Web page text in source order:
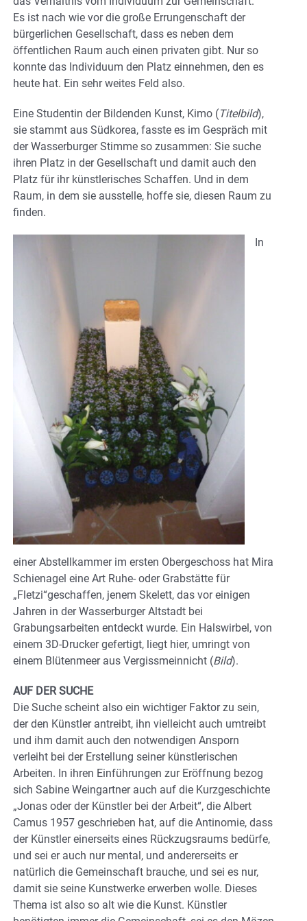
Es ist nach wie vor die große Errungenschaft der
bürgerlichen Gesellschaft, dass es neben dem
öffentlichen Raum auch einen privaten gibt. Nur so
konnte das Individuum den Platz einnehmen, den es
heute hat. Ein sehr weites Feld also.
Eine Studentin der Bildenden Kunst, Kimo (Titelbild),
sie stammt aus Südkorea, fasste es im Gespräch mit
der Wasserburger Stimme so zusammen: Sie suche
ihren Platz in der Gesellschaft und damit auch den
Platz für ihr künstlerisches Schaffen. Und in dem
Raum, in dem sie ausstelle, hoffe sie, diesen Raum zu
finden.
In
einer Abstellkammer im ersten Obergeschoss hat Mira
Schienagel eine Art Ruhe- oder Grabstätte für
„Fletzi“geschaffen, jenem Skelett, das vor einigen
Jahren in der Wasserburger Altstadt bei
Grabungsarbeiten entdeckt wurde. Ein Halswirbel, von
einem 3D-Drucker gefertigt, liegt hier, umringt von
einem Blütenmeer aus Vergissmeinnicht (Bild).
AUF DER SUCHE
Die Suche scheint also ein wichtiger Faktor zu sein,
der den Künstler antreibt, ihn vielleicht auch umtreibt
und ihm damit auch den notwendigen Ansporn
verleiht bei der Erstellung seiner künstlerischen
Arbeiten. In ihren Einführungen zur Eröffnung bezog
sich Sabine Weingartner auch auf die Kurzgeschichte
„Jonas oder der Künstler bei der Arbeit“, die Albert
Camus 1957 geschrieben hat, auf die Antinomie, dass
der Künstler einerseits eines Rückzugsraums bedürfe,
und sei er auch nur mental, und andererseits er
natürlich die Gemeinschaft brauche, und sei es nur,
damit sie seine Kunstwerke erwerben wolle. Dieses
Thema ist also so alt wie die Kunst. Künstler